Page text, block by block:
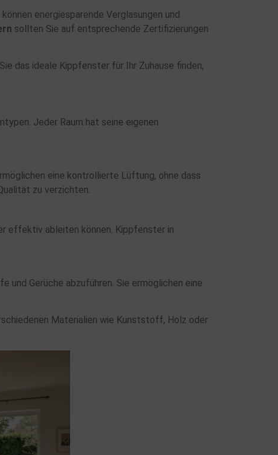
energiesparende Verglasungen und
sollten Sie auf entsprechende Zertifizierungen
das ideale Kippfenster für Ihr Zuhause finden,
Jeder Raum hat seine eigenen
eine kontrollierte Lüftung, ohne dass
zu verzichten.
effektiv ableiten können. Kippfenster in
und Gerüche abzuführen. Sie ermöglichen eine
Materialien wie Kunststoff, Holz oder